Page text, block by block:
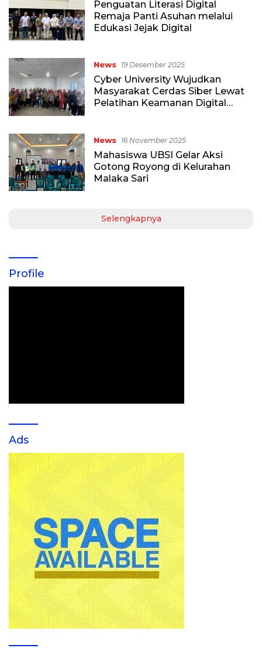
Penguatan Literasi Digital
Remaja Panti Asuhan melalui
Edukasi Jejak Digital
News 19 Desember 2025
Cyber University Wujudkan
Masyarakat Cerdas Siber Lewat
Pelatihan Keamanan Digital
News 16 November 2025
Mahasiswa UBSI Gelar Aksi
Gotong Royong di Kelurahan
Malaka Sari
Selengkapnya
Profile
Ads